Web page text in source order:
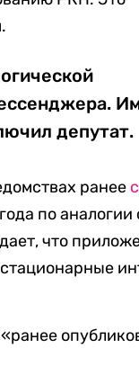
депутат.
ранее
по аналогии
что